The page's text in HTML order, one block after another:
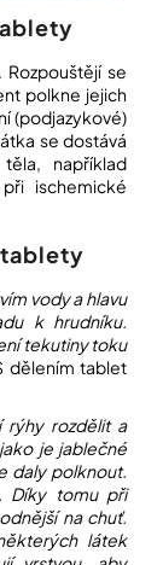
se
polkne jejich
(podjazykové)
se dostává
například
ischemické
vody a hlavu
k hrudníku.
tekutiny toku
dělením tablet
rýhy rozdělit a
je jablečné
daly polknout.
Díky tomu při
na chuť.
látek